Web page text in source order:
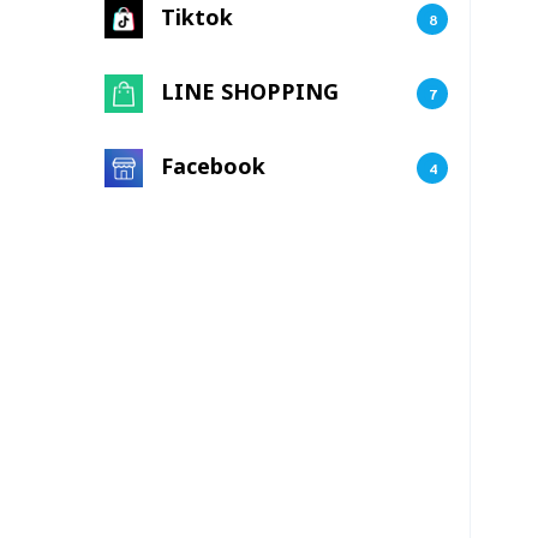
Tiktok 8
LINE SHOPPING 7
Facebook 4